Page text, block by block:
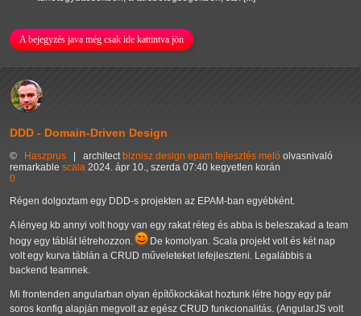
A bejegyzés java még csak ide kattintva jön
DDD - Domain-Driven Design
© Haszprus architect biznisz design epam fejlesztés meló olvasnivaló
remarkable scala 2024. ápr 10., szerda 07:40 kegyetlen korán
0
Régen dolgoztam egy DDD-s projekten az EPAM-ban egyébként.
A lényeg kb annyi volt hogy van egy rakat réteg és abba is beleszakad a team
hogy egy táblát létrehozzon.
De komolyan. Scala projekt volt és két nap
volt egy kurva táblán a CRUD műveleteket lefejleszteni. Legalábbis a
backend teamnek.
Mi frontenden angularban olyan építőkockákat hoztunk létre hogy egy pár
soros konfig alapján megvolt az egész CRUD funkcionalitás. (AngularJS volt